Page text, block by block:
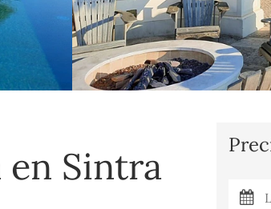
en Sintra